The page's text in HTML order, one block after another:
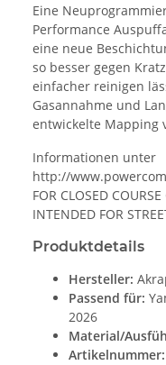
Eine
Performance
eine neue
so besser gegen
einfacher reinigen
Gasannahme und
entwickelte Mapping
Informationen unter
http://
FOR CLOSED
INTENDED FOR
Produktdetails
Hersteller:
Passend für:
2026
Material/
Artikelnummer: